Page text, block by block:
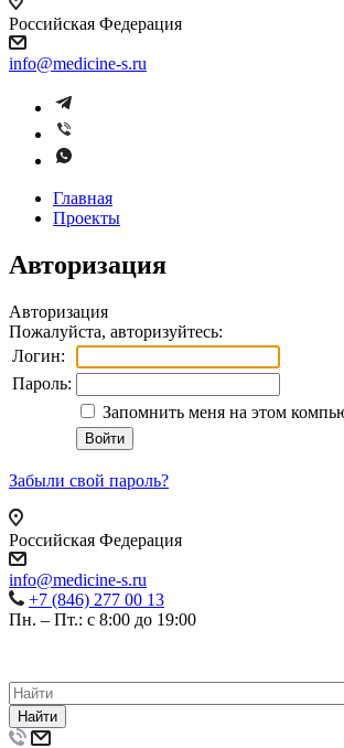
Российская Федерация
info@medicine-s.ru
Главная
Проекты
Авторизация
Авторизация
Пожалуйста, авторизуйтесь:
Логин:
Пароль:
Запомнить меня на этом
Забыли свой пароль?
Российская Федерация
info@medicine-s.ru
+7 (846) 277 00 13
Пн. – Пт.: с 8:00 до 19:00
Найти